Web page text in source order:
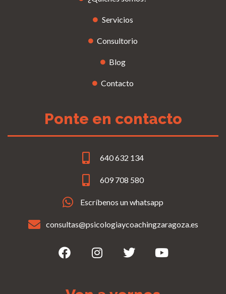
Servicios
Consultorio
Blog
Contacto
Ponte en contacto
640 632 134
609 708 580
Escríbenos un whatsapp
consultas@psicologiaycoachingzaragoza.es
F
a
I
n
T
w
Y
o